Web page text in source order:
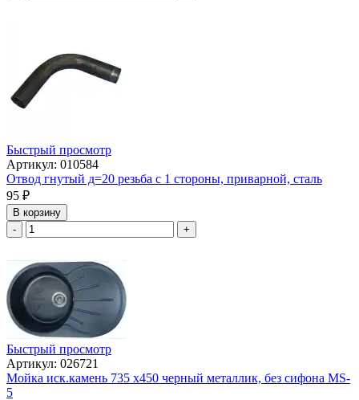
Быстрый просмотр
Артикул: 010584
Отвод гнутый д=20 резьба с 1 стороны, приварной, сталь
95 ₽
В корзину
-
+
Быстрый просмотр
Артикул: 026721
Мойка иск.камень 735 х450 черный металлик, без сифона МS-
5